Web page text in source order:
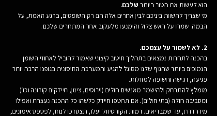
הוא לעשות את הטוב ביותר שלכם.
מי שצריך להשוות ביניכם לבין אחרים אלה הם רק השופטים, ברגע האמת, על
הבמה. שמרו על ראש צלול והימנעו מלעקוב אחר המתחרים שלכם.
2. לא לשמור על עצמכם.
בהכנה לתחרות נמצאים בתהליך חיטוב קיצוני שאמור להוביל לאחוזי השומן
הנמוכים ביותר שהגוף שלנו מסוגל להגיע והמערכת החיסונית בגופנו הרבה יותר
פגיעה, רגישה וחשופה למחלות.
מומלץ להתרחק ולהישמר מאנשים חולים (וירוסים, צינון, חיידקים קורונה וכו׳)
ומסביבה חולה (בתי חולים). אם תחטפו חיידק כלשהו כל ההכנה נעצרת ואפילו
מידרדרת, עד שמבריאים. רמות הקורטיזול יעלו, תצטרכו לנוח, לפספס אימונים,